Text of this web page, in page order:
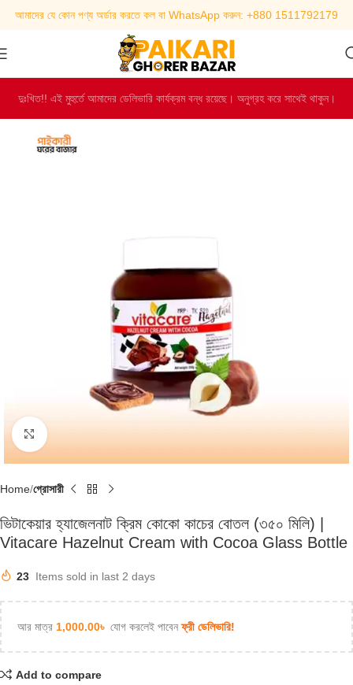
আমাদের যে কোন পণ্য অর্ডার করতে কল বা WhatsApp করুন: +880 1511792179
দুঃখিত!! এই মুহুর্তে আমাদের ডেলিভারি কার্যক্রম বন্ধ রয়েছে। অনুগ্রহ করে সাথেই থাকুন।
Click to enlarge
Home গ্রোসারী
ভিটাকেয়ার হ্যাজেলনাট ক্রিম কোকো কাচের বোতল (৩৫০ মিলি) |
Vitacare Hazelnut Cream with Cocoa Glass Bottle
23 Items sold in last 2 days
আর মাত্র 1,000.00৳ যোগ করলেই পাবেনফ্রী ডেলিভারি!
Add to compare